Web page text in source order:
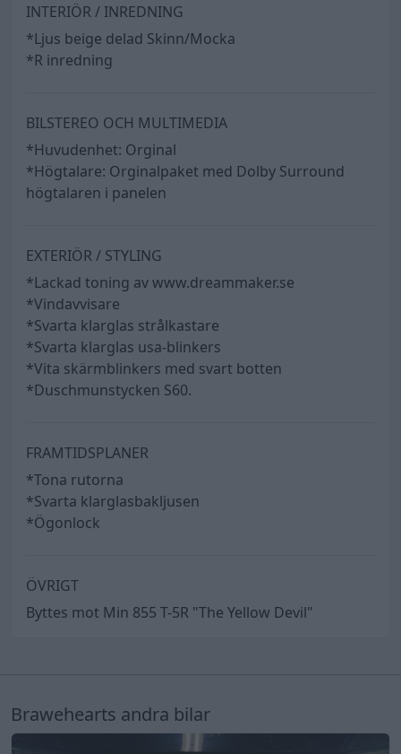
INTERIÖR / INREDNING
*Ljus beige delad Skinn/Mocka
*R inredning
BILSTEREO OCH MULTIMEDIA
*Huvudenhet: Orginal
*Högtalare: Orginalpaket med Dolby Surround
högtalaren i panelen
EXTERIÖR / STYLING
*Lackad toning av www.dreammaker.se
*Vindavvisare
*Svarta klarglas strålkastare
*Svarta klarglas usa-blinkers
*Vita skärmblinkers med svart botten
*Duschmunstycken S60.
FRAMTIDSPLANER
*Tona rutorna
*Svarta klarglasbakljusen
*Ögonlock
ÖVRIGT
Byttes mot Min 855 T-5R "The Yellow Devil"
Brawehearts andra bilar